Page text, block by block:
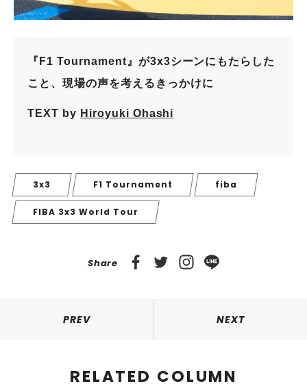
『F1 Tournament』が3x3シーンにもたらした
こと、現場の声を考えるきっかけに
TEXT by Hiroyuki Ohashi
3x3 F1 Tournament fiba
FIBA 3x3 World Tour
Share
PREV NEXT
RELATED COLUMN